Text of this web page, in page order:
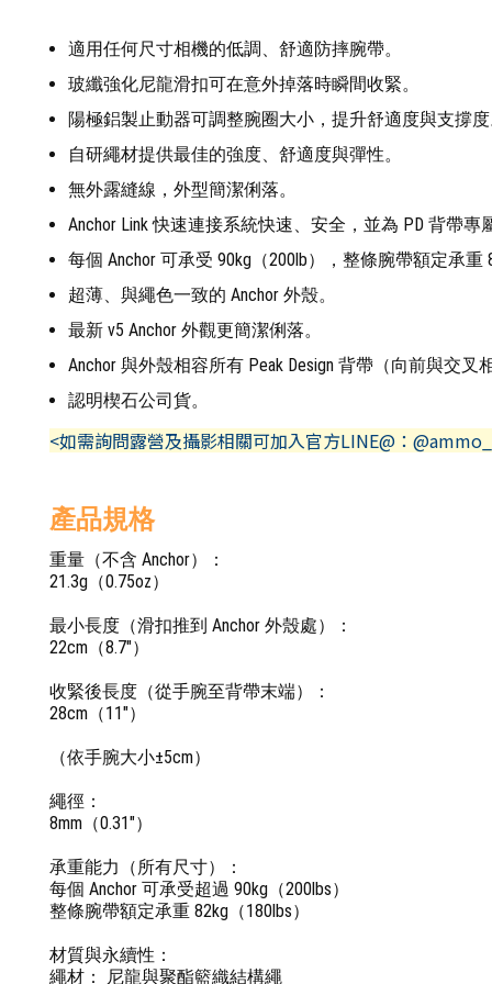
適用任何尺寸相機的低調、舒適防摔腕帶。
玻纖強化尼龍滑扣可在意外掉落時瞬間收緊。
陽極鋁製止動器可調整腕圈大小，提升舒適度與支撐
自研繩材提供最佳的強度、舒適度與彈性。
無外露縫線，外型簡潔俐落。
Anchor Link 快速連接系統快速、安全，並為 PD 背帶專
每個 Anchor 可承受 90kg（200lb），整條腕帶額定承重
超薄、與繩色一致的 Anchor 外殼。
最新 v5 Anchor 外觀更簡潔俐落。
Anchor 與外殼相容所有 Peak Design 背帶（向前與交叉
認明楔石公司貨。
<如需詢問露營及攝影相關可加入官方LINE@：
產品規格
重量（不含 Anchor）：
21.3g（0.75oz）
最小長度（滑扣推到 Anchor 外殼處）：
22cm（8.7"）
收緊後長度（從手腕至背帶末端）：
28cm（11"）
（依手腕大小±5cm）
繩徑：
8mm（0.31"）
承重能力（所有尺寸）：
每個 Anchor 可承受超過 90kg（200lbs）
整條腕帶額定承重 82kg（180lbs）
材質與永續性：
繩材： 尼龍與聚酯籃織結構繩